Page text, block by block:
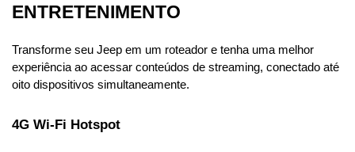
ENTRETENIMENTO
Transforme seu Jeep em um roteador e tenha uma melhor
experiência ao acessar conteúdos de streaming, conectado até
oito dispositivos simultaneamente.
4G Wi-Fi Hotspot